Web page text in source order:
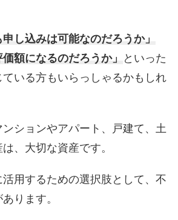
申し込みは可能なのだろうか」
額になるのだろうか」
といった
いる方もいらっしゃるかもしれ
ションやアパート、戸建て、土
、大切な資産です。
用するための選択肢として、不
ります。